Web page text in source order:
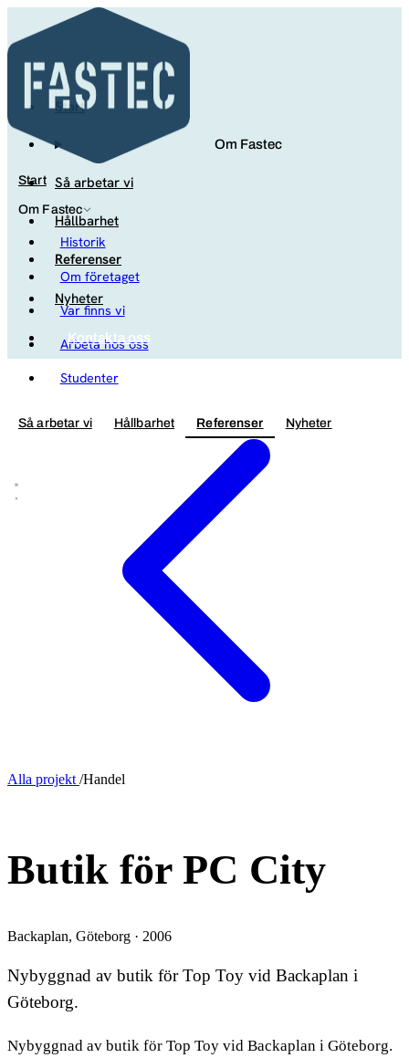
Start
Om Fastec
Historik
Om företaget
Var finns vi
Arbeta hos oss
Studenter
Så arbetar vi Hållbarhet Referenser Nyheter
Start
Om Fastec
Så arbetar vi
Hållbarhet
Referenser
Nyheter
Kontakta oss
Alla projekt /Handel
Butik för PC City
Backaplan, Göteborg · 2006
Nybyggnad av butik för Top Toy vid Backaplan i
Göteborg.
Nybyggnad av butik för Top Toy vid Backaplan i Göteborg.